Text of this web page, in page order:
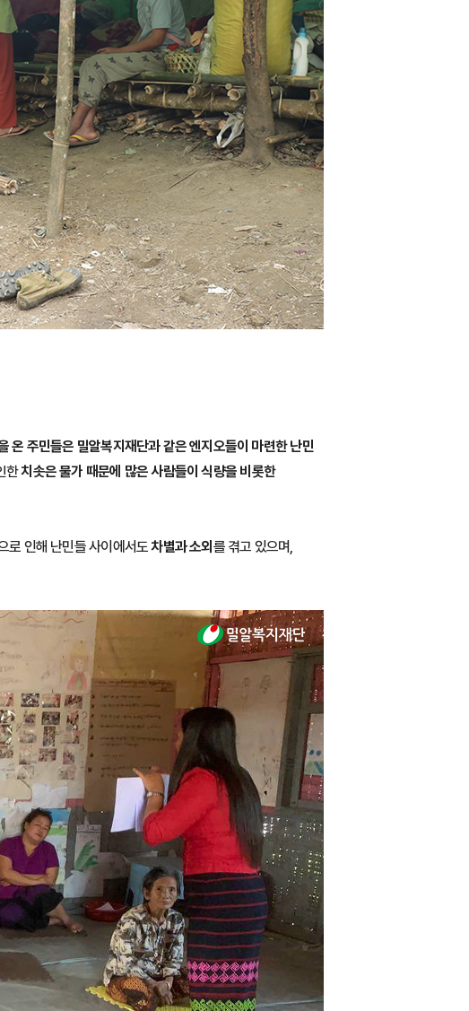
온 주민들은 밀알복지재단과 같은 엔지오들이 마련한 난민
한치솟은 물가 때문에 많은 사람들이 식량을 비롯한
로 인해 난민들 사이에서도차별과 소외 를 겪고 있으며,